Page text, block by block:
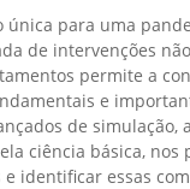
única para uma
de intervenções
permite a
e
de simulação,
ciência básica,
identificar essas